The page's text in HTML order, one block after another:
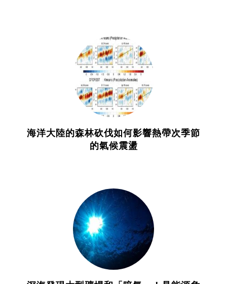
海洋大陸的森林砍伐如何影響熱帶次季節
的氣候震盪